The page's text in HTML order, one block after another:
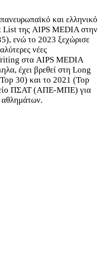
και ελληνικό
List της AIPS MEDIA στην
ενώ το 2023 ξεχώρισε
νέες
στα AIPS MEDIA
έχει βρεθεί στη Long
30) και το 2021 (Top
ΠΣΑΤ (ΑΠΕ-ΜΠΕ) για